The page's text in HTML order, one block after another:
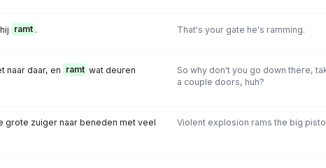
ramt . That's your gate he's ramming.
naar daar, en ramt wat deuren
So why don't you go down there,
a couple doors, huh?
grote zuiger naar beneden met veel
Violent explosion rams the big